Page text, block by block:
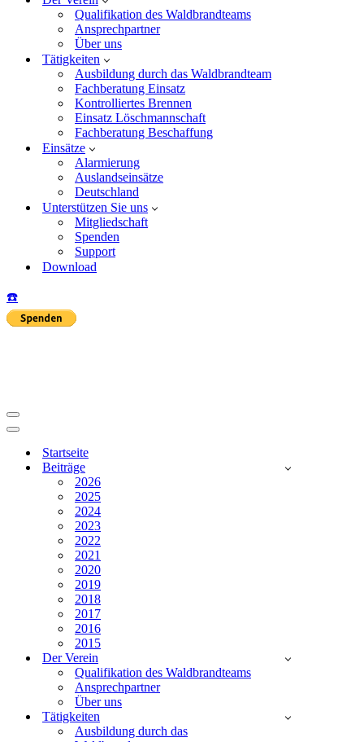
Qualifikation des Waldbrandteams
Ansprechpartner
Über uns
Tätigkeiten
Ausbildung durch das Waldbrandteam
Fachberatung Einsatz
Kontrolliertes Brennen
Einsatz Löschmannschaft
Fachberatung Beschaffung
Einsätze
Alarmierung
Auslandseinsätze
Deutschland
Unterstützen Sie uns
Mitgliedschaft
Spenden
Support
Download
☎️
Navigationsmenü
Navigationsmenü
Startseite
Beiträge
2026
2025
2024
2023
2022
2021
2020
2019
2018
2017
2016
2015
Der Verein
Qualifikation des Waldbrandteams
Ansprechpartner
Über uns
Tätigkeiten
Ausbildung durch das